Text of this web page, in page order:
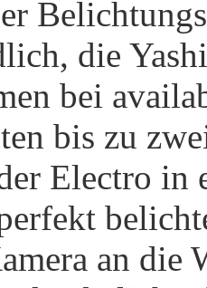
die
bei
bis zu
Electro in
an die